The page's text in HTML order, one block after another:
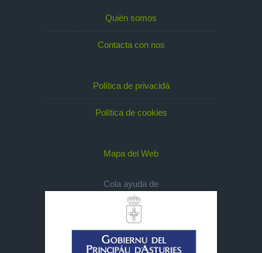
Quién somos
Contacta con nos
Política de privacidá
Política de cookies
Mapa del Web
Cola ayuda de